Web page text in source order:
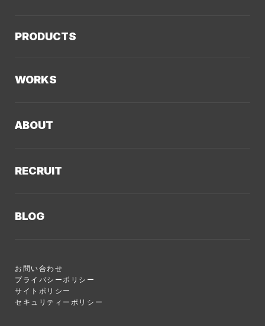
Web制作
デザイン・ブランディング
システム開発・DX支援
Webサイト制作に関するご質問
PRODUCTS
LLMO／AIO／GEO診断
WORKS
ABOUT
ロンドン支社
ミャンマー支店
RECRUIT
デザイン部
システム開発部
BLOG
目的別
Web制作ハウツー
お問い合わせ
プライバシーポリシー
サイトポリシー
セキュリティーポリシー